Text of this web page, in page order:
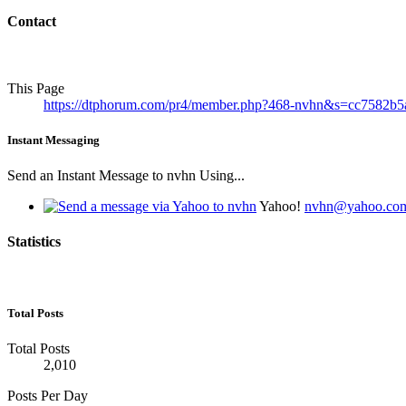
Contact
This Page
https://dtphorum.com/pr4/member.php?468-
Instant Messaging
Send an Instant Message to nvhn Using...
Yahoo!
Statistics
Total Posts
Total Posts
2,010
Posts Per Day